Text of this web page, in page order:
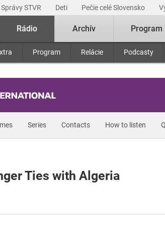
Správy STVR Deti Pečie celé Slovensko
Rádio
Program Relácie Podcasty
Archív Program
Series Contacts How to listen
Ties with Algeria